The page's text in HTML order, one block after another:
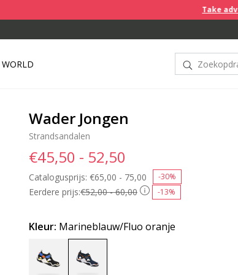
Take advantage of an
WORLD
Wader Jongen
Strandsandalen
€45,50 - 52,50
Catalogusprijs: Price reduced from
€65,00 - 75,00 -30%
Eerdere prijs:€52,00 - 60,00 -13%
Kleur: Marineblauw/Fluo oranje